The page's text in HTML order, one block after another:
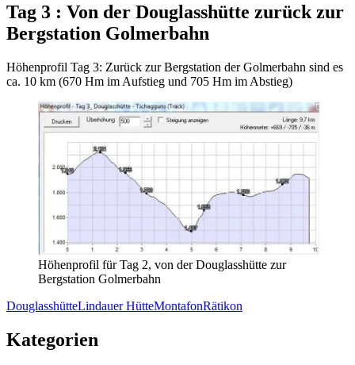
Tag 3 : Von der Douglasshütte zurück zur
Bergstation Golmerbahn
Höhenprofil Tag 3: Zurück zur Bergstation der Golmerbahn sind es
ca. 10 km (670 Hm im Aufstieg und 705 Hm im Abstieg)
Höhenprofil für Tag 2, von der Douglasshütte zur
Bergstation Golmerbahn
DouglasshütteLindauer HütteMontafonRätikon
Kategorien